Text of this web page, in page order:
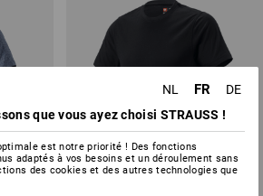
NL FR
DE
que vous ayez choisi STRAUSS !
est notre priorité ! Des fonctions
adaptés à vos besoins et un déroulement sans
des cookies et des autres technologies que